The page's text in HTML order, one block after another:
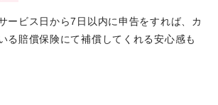
ービス日から7日以内に申告をすれば、カ
る賠償保険にて補償してくれる安心感も